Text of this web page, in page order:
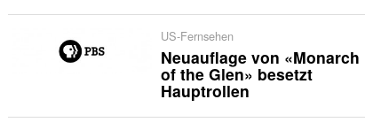
US-Fernsehen
Neuauflage von «Monarch
of the Glen» besetzt
Hauptrollen